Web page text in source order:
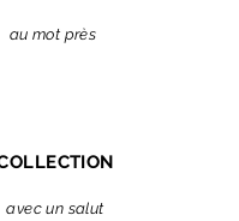
au mot près
avec un salut